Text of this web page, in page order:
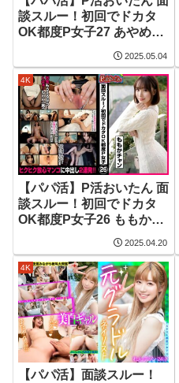
談スルー！初回でドカタ
OK都度P女子27 あやめチ
2025.05.04
4K
【パパ活】P活おいたん 面
談スルー！初回でドカタ
OK都度P女子26 ももかチ
2025.04.20
4K
【パパ活】面談スルー！